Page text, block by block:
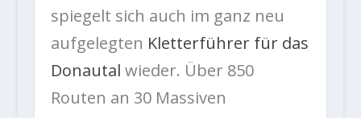
spiegelt sich auch im ganz neu
aufgelegten Kletterführer für das
Donautal wieder. Über 850
Routen an 30 Massiven